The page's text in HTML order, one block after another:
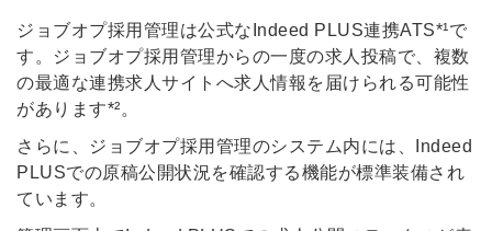
ジョブオプ採用管理は公式なIndeed PLUS連携ATS*¹で
す。ジョブオプ採用管理からの一度の求人投稿で、複数
の最適な連携求人サイトへ求人情報を届けられる可能性
があります*²。
さらに、ジョブオプ採用管理のシステム内には、Indeed
PLUSでの原稿公開状況を確認する機能が標準装備され
ています。